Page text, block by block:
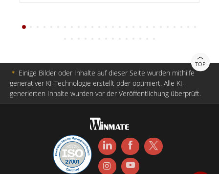
TOP
＊ Einige Bilder oder Inhalte auf dieser Seite wurden mithilfe
generativer KI-Technologie erstellt oder optimiert. Alle KI-
generierten Inhalte wurden vor der Veröffentlichung überprüft.